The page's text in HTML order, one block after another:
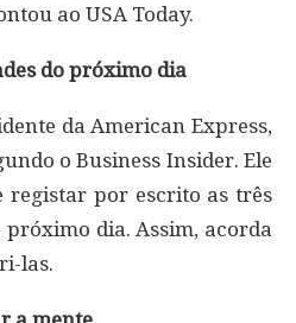
ao USA Today.
do próximo dia
da American Express,
o Business Insider. Ele
registar por escrito as três
dia. Assim, acorda
las.